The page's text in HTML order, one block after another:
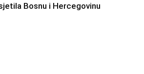
Bosnu i Hercegovinu